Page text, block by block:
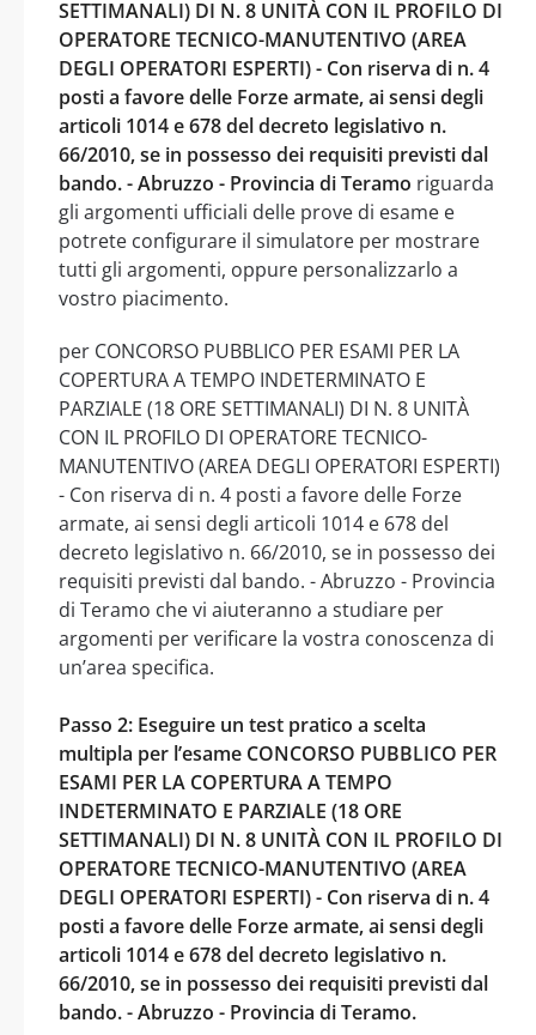
SETTIMANALI) DI N. 8 UNITÀ CON IL PROFILO DI
OPERATORE TECNICO-MANUTENTIVO (AREA
DEGLI OPERATORI ESPERTI) - Con riserva di n. 4
posti a favore delle Forze armate, ai sensi degli
articoli 1014 e 678 del decreto legislativo n.
66/2010, se in possesso dei requisiti previsti dal
bando. - Abruzzo - Provincia di Teramo riguarda
gli argomenti ufficiali delle prove di esame e
potrete configurare il simulatore per mostrare
tutti gli argomenti, oppure personalizzarlo a
vostro piacimento.
per CONCORSO PUBBLICO PER ESAMI PER LA
COPERTURA A TEMPO INDETERMINATO E
PARZIALE (18 ORE SETTIMANALI) DI N. 8 UNITÀ
CON IL PROFILO DI OPERATORE TECNICO-
MANUTENTIVO (AREA DEGLI OPERATORI ESPERTI)
- Con riserva di n. 4 posti a favore delle Forze
armate, ai sensi degli articoli 1014 e 678 del
decreto legislativo n. 66/2010, se in possesso dei
requisiti previsti dal bando. - Abruzzo - Provincia
di Teramo che vi aiuteranno a studiare per
argomenti per verificare la vostra conoscenza di
un’area specifica.
Passo 2: Eseguire un test pratico a scelta
multipla per l’esame CONCORSO PUBBLICO PER
ESAMI PER LA COPERTURA A TEMPO
INDETERMINATO E PARZIALE (18 ORE
SETTIMANALI) DI N. 8 UNITÀ CON IL PROFILO DI
OPERATORE TECNICO-MANUTENTIVO (AREA
DEGLI OPERATORI ESPERTI) - Con riserva di n. 4
posti a favore delle Forze armate, ai sensi degli
articoli 1014 e 678 del decreto legislativo n.
66/2010, se in possesso dei requisiti previsti dal
bando. - Abruzzo - Provincia di Teramo.